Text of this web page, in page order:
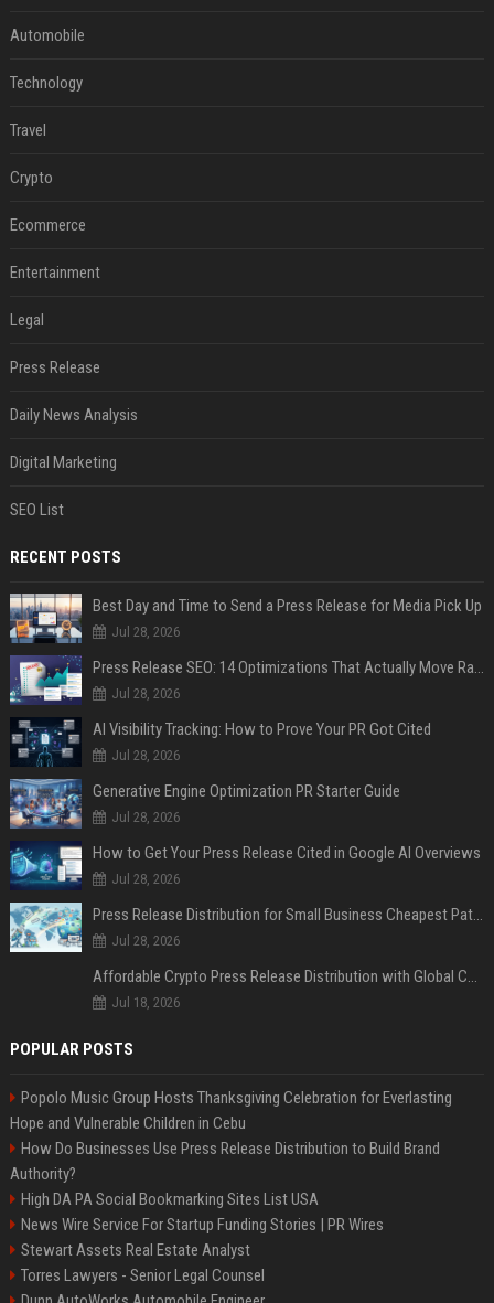
Automobile
Technology
Travel
Crypto
Ecommerce
Entertainment
Legal
Press Release
Daily News Analysis
Digital Marketing
SEO List
RECENT POSTS
Best Day and Time to Send a Press Release for Media Pick Up
Jul 28, 2026
Press Release SEO: 14 Optimizations That Actually Move Rankings
Jul 28, 2026
AI Visibility Tracking: How to Prove Your PR Got Cited
Jul 28, 2026
Generative Engine Optimization PR Starter Guide
Jul 28, 2026
How to Get Your Press Release Cited in Google AI Overviews
Jul 28, 2026
Press Release Distribution for Small Business Cheapest Path to Real Coverage
Jul 28, 2026
Affordable Crypto Press Release Distribution with Global Coverage
Jul 18, 2026
POPULAR POSTS
Popolo Music Group Hosts Thanksgiving Celebration for Everlasting
Hope and Vulnerable Children in Cebu
How Do Businesses Use Press Release Distribution to Build Brand
Authority?
High DA PA Social Bookmarking Sites List USA
News Wire Service For Startup Funding Stories | PR Wires
Stewart Assets Real Estate Analyst
Torres Lawyers - Senior Legal Counsel